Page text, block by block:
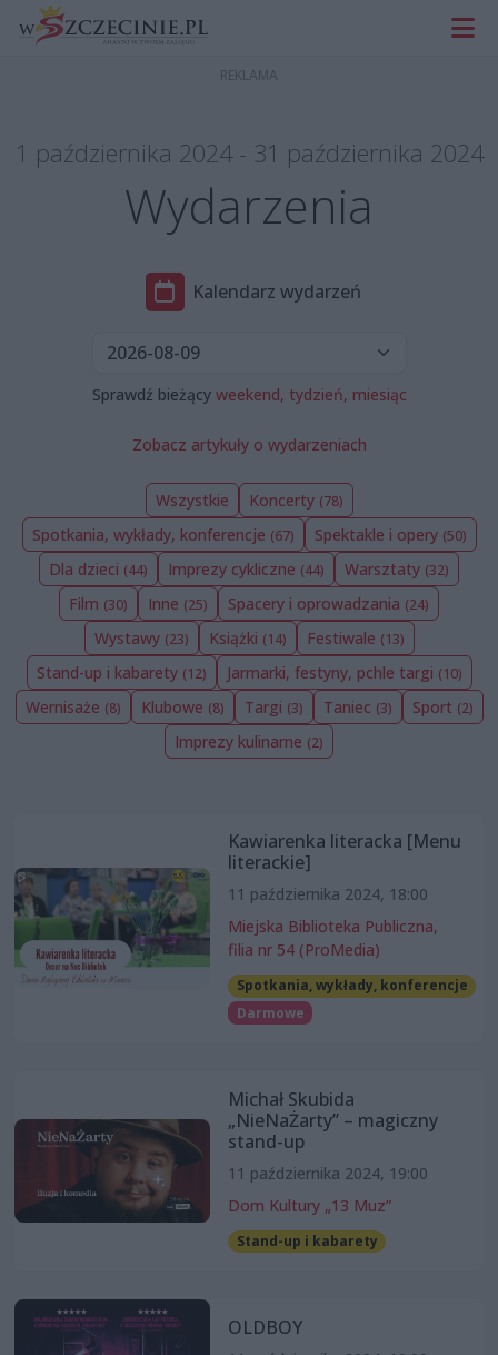
1 października 2024 - 31 października 2024
Wydarzenia
Kalendarz wydarzeń
Sprawdź bieżący weekend, tydzień, miesiąc
Zobacz artykuły o wydarzeniach
Wszystkie Koncerty (78)
Spotkania, wykłady, konferencje (67) Spektakle i opery (50)
Dla dzieci (44) Imprezy cykliczne (44) Warsztaty (32)
Film (30) Inne (25) Spacery i oprowadzania (24)
Wystawy (23) Książki (14) Festiwale (13)
Stand-up i kabarety (12) Jarmarki, festyny, pchle targi (10)
Wernisaże (8) Klubowe (8) Targi (3) Taniec (3) Sport (2)
Imprezy kulinarne (2)
Kawiarenka literacka [Menu
literackie]
11 października 2024, 18:00
Miejska Biblioteka Publiczna,
filia nr 54 (ProMedia)
Spotkania, wykłady, konferencje
Darmowe
Michał Skubida
„NieNaŻarty” – magiczny
stand-up
11 października 2024, 19:00
Dom Kultury „13 Muz”
Stand-up i kabarety
OLDBOY